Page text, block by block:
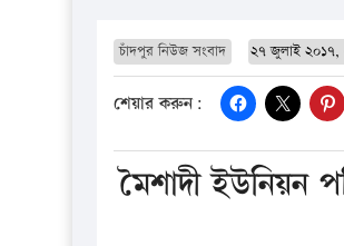
চাঁদপুর নিউজ সংবাদ ২৭ জুলাই
শেয়ার করুন:
মৈশাদী ইউনিয়ন